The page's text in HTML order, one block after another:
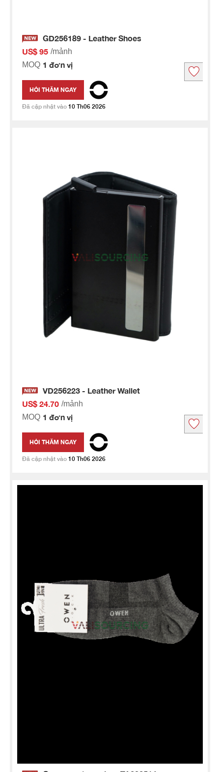
GD256189 - Leather Shoes
US$ 95 /mảnh
MOQ 1 đơn vị
HỎI THĂM NGAY
Đã cập nhật vào 10 Th06 2026
VD256223 - Leather Wallet
US$ 24.70 /mảnh
MOQ 1 đơn vị
HỎI THĂM NGAY
Đã cập nhật vào 10 Th06 2026